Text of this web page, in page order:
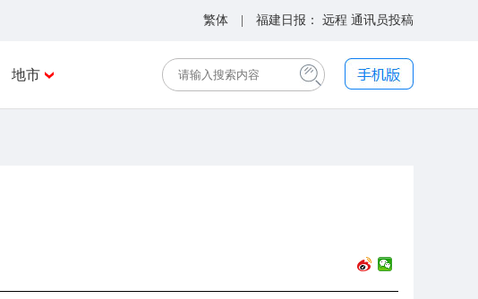
繁体 | 福建日报： 远程 通讯员投稿
地市